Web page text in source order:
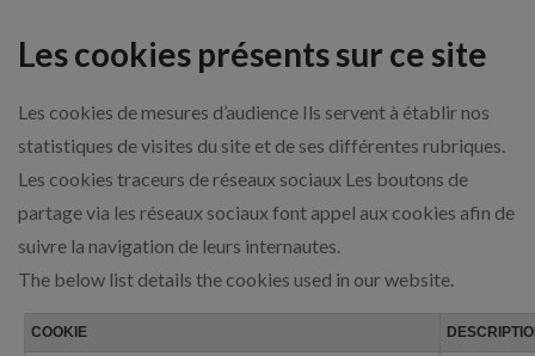
Les cookies présents sur ce site
Les cookies de mesures d’audience Ils servent à établir nos
statistiques de visites du site et de ses différentes rubriques.
Les cookies traceurs de réseaux sociaux Les boutons de
partage via les réseaux sociaux font appel aux cookies afin de
suivre la navigation de leurs internautes.
The below list details the cookies used in our website.
COOKIE